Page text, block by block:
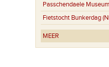
Passchendaele Museum
Fietstocht Bunkerdag
MEER